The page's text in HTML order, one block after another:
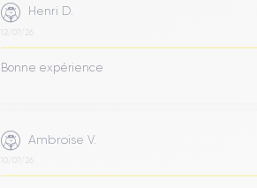
Henri D.
12/07/26
Bonne expérience
Ambroise V.
10/07/26